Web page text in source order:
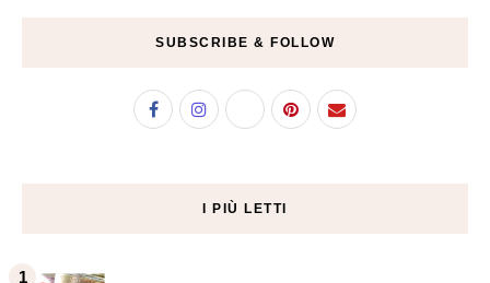
SUBSCRIBE & FOLLOW
I PIÙ LETTI